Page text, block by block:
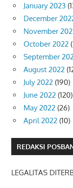
January 2023
December
November
October 2022
September
August 2022
July 2022 (190)
June 2022 (120)
May 2022 (26)
April 2022 (10)
REDAKSI
LEGALITAS